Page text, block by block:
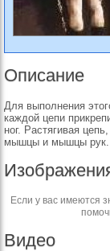
Описание
Для выполнения
каждой цепи
ног. Растягивая
мышцы и мышцы рук.
Если у вас имеются
Видео